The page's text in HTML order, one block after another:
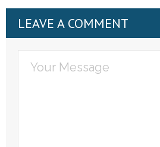
LEAVE A COMMENT